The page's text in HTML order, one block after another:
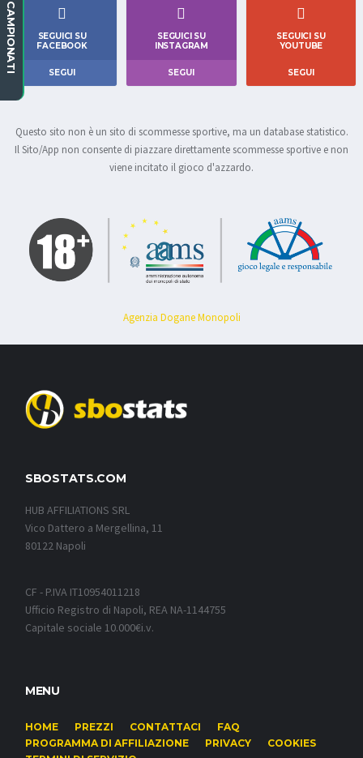
SEGUICI SU
FACEBOOK
SEGUI
SEGUICI SU
INSTAGRAM
SEGUI
SEGUICI SU
YOUTUBE
SEGUI
Questo sito non è un sito di scommesse sportive, ma un database statistico.
Il Sito/App non consente di piazzare direttamente scommesse sportive e non
viene incitato il gioco d'azzardo.
Agenzia Dogane Monopoli
SBOSTATS.COM
HUB AFFILIATIONS SRL
Vico Dattero a Mergellina, 11
80122 Napoli
CF - P.IVA IT10954011218
Ufficio Registro di Napoli, REA NA-1144755
Capitale sociale 10.000€i.v.
MENU
HOME PREZZI CONTATTACI
FAQ
PROGRAMMA DI AFFILIAZIONE
PRIVACY
COOKIES
CAMPIONATI